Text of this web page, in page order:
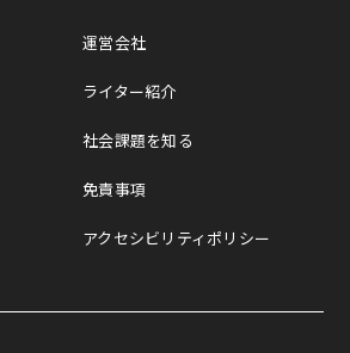
運営会社
ライター紹介
社会課題を知る
免責事項
アクセシビリティポリシー